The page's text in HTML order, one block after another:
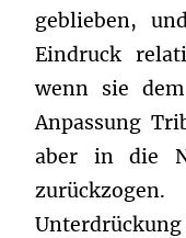
geblieben,
Eindruck
wenn sie
Anpassung
aber in die